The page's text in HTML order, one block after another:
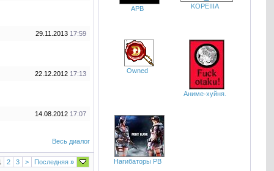
29.11.2013 17:59
22.12.2012 17:13
14.08.2012 17:07
Весь диалог
2 3 > Последняя»
APB KOPEIIIA
Owned
Аниме-хуйня.
Нагибаторы PB